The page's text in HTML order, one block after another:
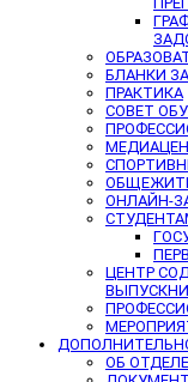
БЛАНКИ
ПРАКТИКА
СОВЕТ
ОНЛАЙН-
ЦЕНТР
ОБ